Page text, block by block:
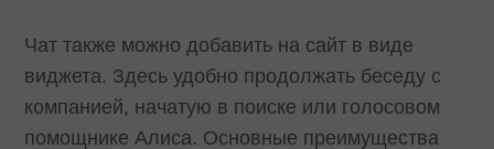
Чат также можно добавить на сайт в виде
виджета. Здесь удобно продолжать беседу с
компанией, начатую в поиске или голосовом
помощнике Алиса. Основные преимущества